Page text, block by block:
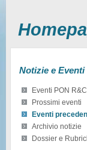
Notizie e Eventi
Eventi PON R&C
Prossimi eventi
Eventi
Archivio notizie
Dossier e